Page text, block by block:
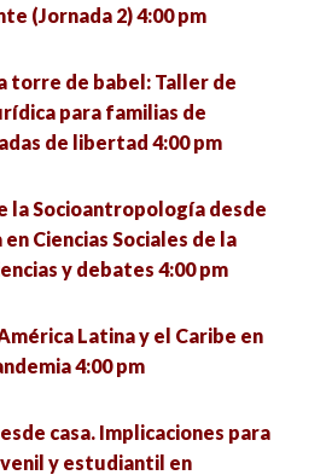
política» (1a sesión) 6:00
Públicas ante los
Riesgos, cultura y
social en el CERESO
México prehispánico
4T. 5:00 pm
pm
ciudad 5:30 pm
(Jornada 2) 4:00 pm
torre de babel: Taller de
para familias de
de libertad 4:00 pm
la Socioantropología desde
Ciencias Sociales de la
y debates 4:00 pm
Latina y el Caribe en
4:00 pm
casa. Implicaciones para
y estudiantil en